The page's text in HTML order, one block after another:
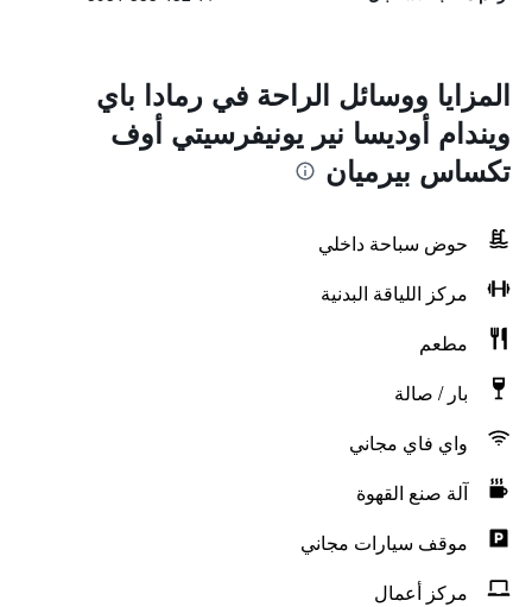
المزايا ووسائل الراحة في رمادا باي
ويندام أوديسا نير يونيفرسيتي أوف
تكساس بيرميان
حوض سباحة داخلي
مركز اللياقة البدنية
مطعم
بار / صالة
واي فاي مجاني
آلة صنع القهوة
موقف سيارات مجاني
مركز أعمال